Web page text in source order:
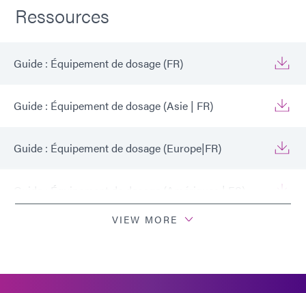
Ressources
Guide : Équipement de dosage (FR)
Guide : Équipement de dosage (Asie | FR)
Guide : Équipement de dosage (Europe|FR)
Guide : Équipement de dosage (Amériques | ES)
VIEW MORE